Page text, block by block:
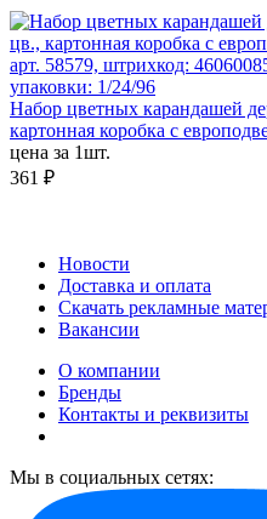
арт. 58579, штрихкод:
упаковки: 1/24/96
Набор цветных карандашей
картонная коробка с
цена за 1шт.
361 ₽
Новости
Доставка и оплата
Скачать рекламные
Вакансии
О компании
Бренды
Контакты и реквизиты
Мы в социальных сетях: